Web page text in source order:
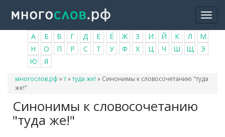
основному
содержанию
А Б В Г Д Е Ё Ж З И Й К Л
М
Н
О П Р С Т У Ф Х Ц Ч Ш Щ
Э
Ю
Я
Вы
здесь
многослов.рф »т»туда же! » Синонимы к словосочетанию "туда
же!"
Синонимы к словосочетанию
"туда же!"